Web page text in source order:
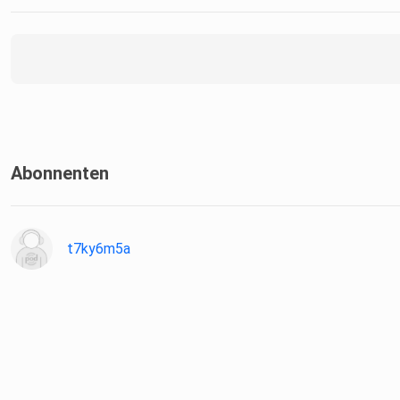
Abonnenten
t7ky6m5a